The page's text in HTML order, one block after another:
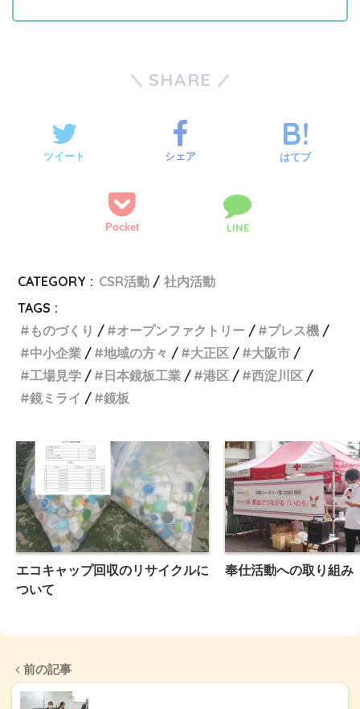
SHARE
ツイート シェア はてブ
Pocket LINE
CATEGORY : CSR活動
社内活動
TAGS :
ものづくり
オープンファクトリー
プレス機
中小企業
地域の方々 大正区
大阪市
工場見学
日本鏡板工業 港区
西淀川区
鏡ミライ
鏡板
エコキャップ回収のリサイクルに
ついて
奉仕活動への取り組み
前の記事